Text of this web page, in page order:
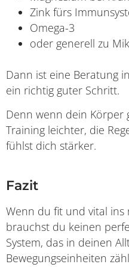
Zink fürs
Omega-3
oder generell zu
Dann ist eine Beratung
ein richtig guter Schritt.
Denn wenn dein Körper
Training leichter, die
fühlst dich stärker.
Fazit
Wenn du fit und vital ins
brauchst du keinen
System, das in deinen
Bewegungseinheiten